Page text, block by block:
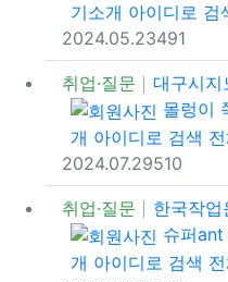
기소개 아이디로 검
등록일
2024.05.23조회
49추천
1
취업·질문
대구시지
등록자
몰렁이
개 아이디로 검색
등록일
2024.07.29조회
51추천
0
취업·질문 한국작업
등록자 슈퍼ant
개 아이디로 검색